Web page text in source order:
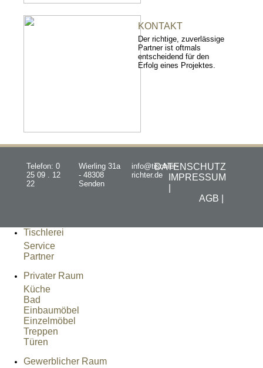
KONTAKT
Der richtige, zuverlässige
Partner ist oftmals
entscheidend für den
Erfolg eines Projektes.
Telefon: 0
25 09 . 12
22
Wierling 31a
- 48308
Senden
info@tischler-
richter.de
DATENSCHUTZ
IMPRESSUM
AGB |
Tischlerei
Service
Partner
Privater Raum
Küche
Bad
Einbaumöbel
Einzelmöbel
Treppen
Türen
Gewerblicher Raum